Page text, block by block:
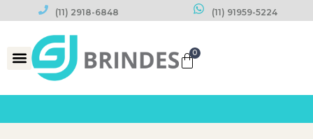
(11) 2918-6848 (11) 91959-5224
0